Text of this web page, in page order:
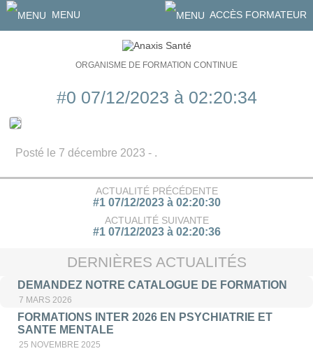
MENU ACCÈS FORMATEUR
ORGANISME DE FORMATION CONTINUE
#0 07/12/2023 à 02:20:34
Posté le 7 décembre 2023 - .
ACTUALITÉ PRÉCÉDENTE
#1 07/12/2023 à 02:20:30
ACTUALITÉ SUIVANTE
#1 07/12/2023 à 02:20:36
DERNIÈRES ACTUALITÉS
DEMANDEZ NOTRE CATALOGUE DE FORMATION
7 MARS 2026
FORMATIONS INTER 2026 EN PSYCHIATRIE ET
SANTE MENTALE
25 NOVEMBRE 2025